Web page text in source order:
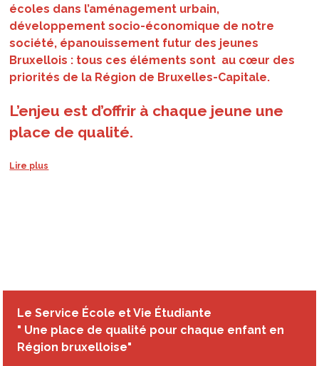
écoles dans l’aménagement urbain,
développement socio-économique de notre
société, épanouissement futur des jeunes
Bruxellois : tous ces éléments sont au cœur des
priorités de la Région de Bruxelles-Capitale.
L’enjeu est d’offrir à chaque jeune une
place de qualité.
Lemonitoring de l’offre et de la demande scolaire
objectiver les besoins de création de places - Combien ?
Où ? Quand ?
Le Service École et Vie Étudiante
" Une place de qualité pour chaque enfant en
Région bruxelloise"